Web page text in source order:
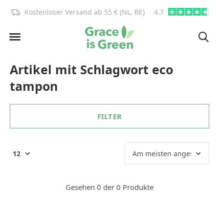
Kostenloser Versand ab 55 € (NL, BE) 4.7
Artikel mit Schlagwort eco
tampon
FILTER
Gesehen 0 der 0 Produkte